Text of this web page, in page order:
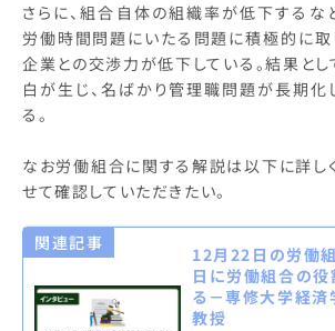
さらに、組合自体の組織率が低下するな
労働時間問題にいたる問題に積極的に取
企業との交渉力が低下している。結果とし
白が生じ、名ばかり管理職問題が長期化
る。
なお労働組合に関する解説は以下に詳し
せて確認していただきたい。
関連記事
12月22日の労働
日に労働組合の役
る－専修大学経
教授